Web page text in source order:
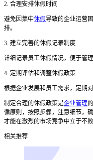
2. 合理安排休假时间
避免因集中休假导致的企业运营
排。
3. 建立完善的休假记录制度
详细记录员工休假情况，便于管
4. 定期评估和调整休假政策
根据企业发展和员工需求，定期
制定合理的休假政策是企业管理
循原则，按照步骤，注意细节，
才能在激烈的市场竞争中立于不
相关推荐